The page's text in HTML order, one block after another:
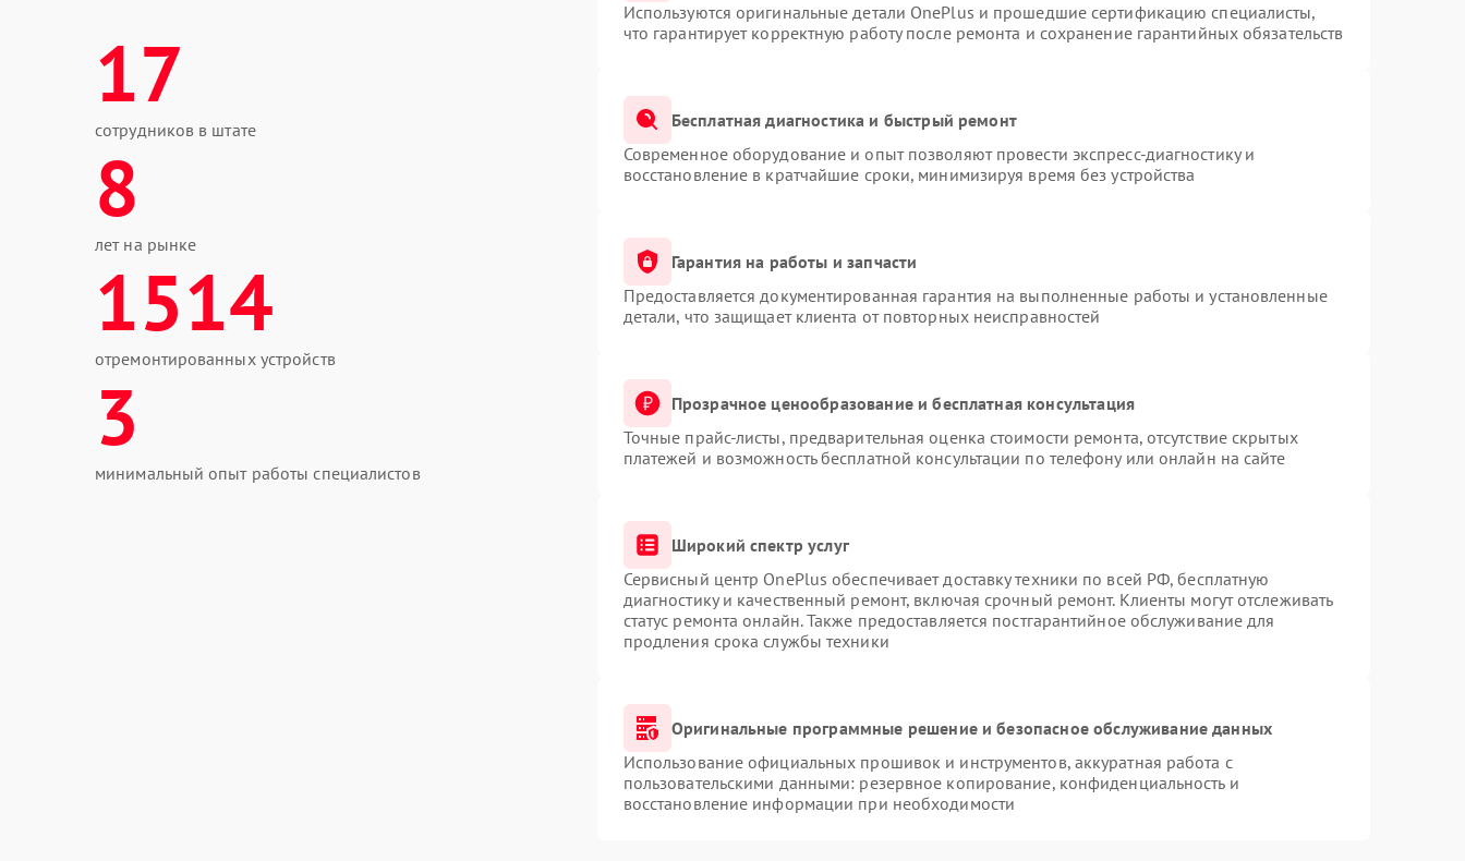
17
сотрудников в штате
8
лет на рынке
1514
отремонтированных устройств
3
минимальный опыт работы специалистов
Используются оригинальные детали OnePlus и прошедшие сертификацию специалисты,
что гарантирует корректную работу после ремонта и сохранение гарантийных обязательств
Бесплатная диагностика и быстрый ремонт
Современное оборудование и опыт позволяют провести экспресс-диагностику и
восстановление в кратчайшие сроки, минимизируя время без устройства
Гарантия на работы и запчасти
Предоставляется документированная гарантия на выполненные работы и установленные
детали, что защищает клиента от повторных неисправностей
Прозрачное ценообразование и бесплатная консультация
Точные прайс-листы, предварительная оценка стоимости ремонта, отсутствие скрытых
платежей и возможность бесплатной консультации по телефону или онлайн на сайте
Широкий спектр услуг
Сервисный центр OnePlus обеспечивает доставку техники по всей РФ, бесплатную
диагностику и качественный ремонт, включая срочный ремонт. Клиенты могут отслеживать
статус ремонта онлайн. Также предоставляется постгарантийное обслуживание для
продления срока службы техники
Оригинальные программные решение и безопасное обслуживание данных
Использование официальных прошивок и инструментов, аккуратная работа с
пользовательскими данными: резервное копирование, конфиденциальность и
восстановление информации при необходимости